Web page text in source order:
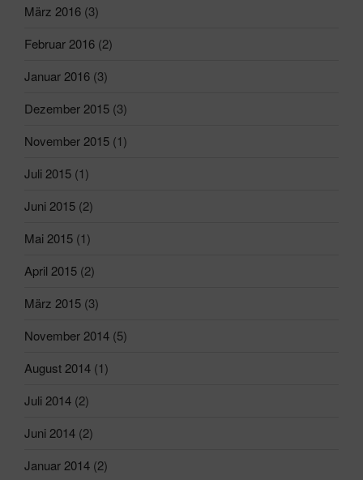
März 2016 (3)
Februar 2016 (2)
Januar 2016 (3)
Dezember 2015 (3)
November 2015 (1)
Juli 2015 (1)
Juni 2015 (2)
Mai 2015 (1)
April 2015 (2)
März 2015 (3)
November 2014 (5)
August 2014 (1)
Juli 2014 (2)
Juni 2014 (2)
Januar 2014 (2)